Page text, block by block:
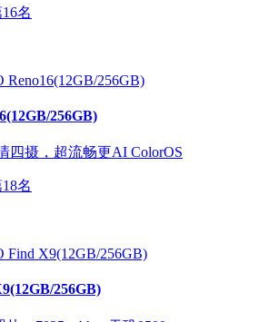
16名
256GB)
四摄，超流畅更AI ColorOS
18名
256GB)